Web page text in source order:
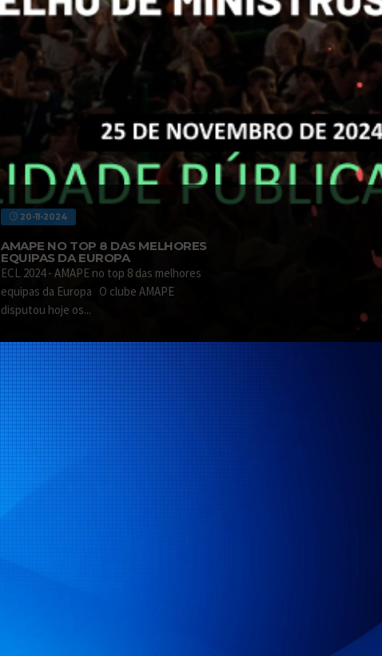
20-11-2024
AMAPE NO TOP 8 DAS MELHORES
EQUIPAS DA EUROPA
ECL 2024 - AMAPE no top 8 das melhores
equipas da Europa O clube AMAPE
disputou hoje os...